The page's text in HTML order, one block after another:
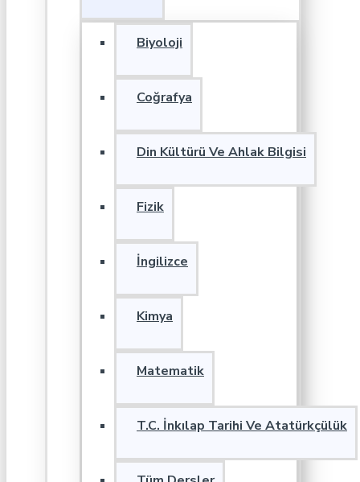
Biyoloji
Coğrafya
Din Kültürü Ve Ahlak Bilgisi
Fizik
İngilizce
Kimya
Matematik
T.C. İnkılap Tarihi Ve Atatürkçülük